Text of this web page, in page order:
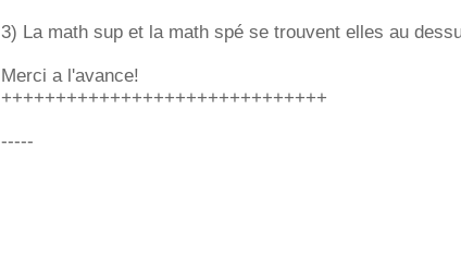
3) La math sup et la math spé se trouvent elles au
Merci a l'avance!
++++++++++++++++++++++++++++++
-----